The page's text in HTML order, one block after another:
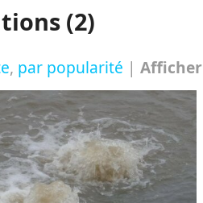
(2)
, par popularité | Afficher